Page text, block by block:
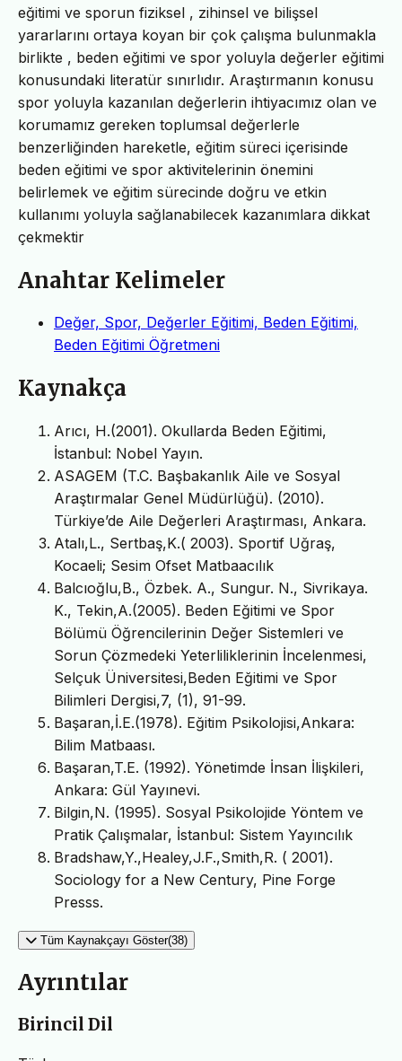
eğitimi ve sporun fiziksel , zihinsel ve bilişsel
yararlarını ortaya koyan bir çok çalışma bulunmakla
birlikte , beden eğitimi ve spor yoluyla değerler eğitimi
konusundaki literatür sınırlıdır. Araştırmanın konusu
spor yoluyla kazanılan değerlerin ihtiyacımız olan ve
korumamız gereken toplumsal değerlerle
benzerliğinden hareketle, eğitim süreci içerisinde
beden eğitimi ve spor aktivitelerinin önemini
belirlemek ve eğitim sürecinde doğru ve etkin
kullanımı yoluyla sağlanabilecek kazanımlara dikkat
çekmektir
Anahtar Kelimeler
Değer, Spor, Değerler Eğitimi, Beden Eğitimi,
Beden Eğitimi Öğretmeni
Kaynakça
Arıcı, H.(2001). Okullarda Beden Eğitimi,
İstanbul: Nobel Yayın.
ASAGEM (T.C. Başbakanlık Aile ve Sosyal
Araştırmalar Genel Müdürlüğü). (2010).
Türkiye’de Aile Değerleri Araştırması, Ankara.
Atalı,L., Sertbaş,K.( 2003). Sportif Uğraş,
Kocaeli; Sesim Ofset Matbaacılık
Balcıoğlu,B., Özbek. A., Sungur. N., Sivrikaya.
K., Tekin,A.(2005). Beden Eğitimi ve Spor
Bölümü Öğrencilerinin Değer Sistemleri ve
Sorun Çözmedeki Yeterliliklerinin İncelenmesi,
Selçuk Üniversitesi,Beden Eğitimi ve Spor
Bilimleri Dergisi,7, (1), 91-99.
Başaran,İ.E.(1978). Eğitim Psikolojisi,Ankara:
Bilim Matbaası.
Başaran,T.E. (1992). Yönetimde İnsan İlişkileri,
Ankara: Gül Yayınevi.
Bilgin,N. (1995). Sosyal Psikolojide Yöntem ve
Pratik Çalışmalar, İstanbul: Sistem Yayıncılık
Bradshaw,Y.,Healey,J.F.,Smith,R. ( 2001).
Sociology for a New Century, Pine Forge
Presss.
Tüm Kaynakçayı Göster(38)
Ayrıntılar
Birincil Dil